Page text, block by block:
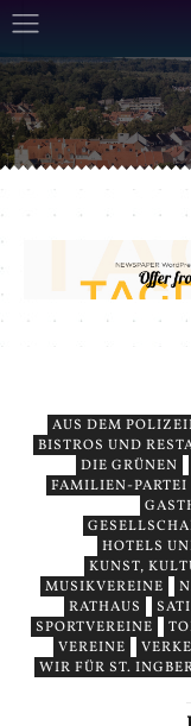
AUS DEM
BISTROS UND
DIE GRÜNEN
FAMILIEN-PARTEI
HOTELS
KUNST,
MUSIKVEREINE
RATHAUS
SPORTVEREINE
VEREINE
WIR FÜR ST.